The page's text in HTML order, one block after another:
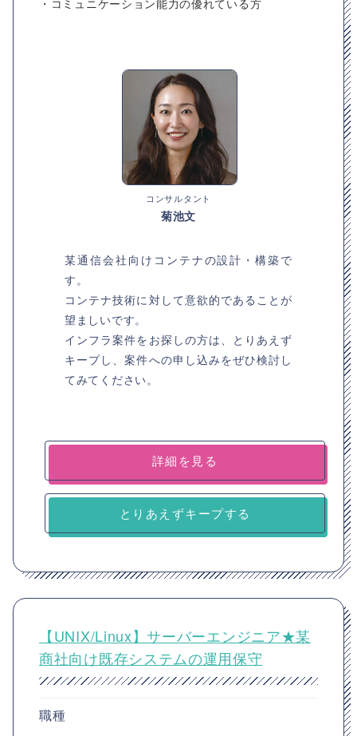
・コミュニケーション能力の優れている方
コンサルタント
菊池文
某通信会社向けコンテナの設計・構築で
す。
コンテナ技術に対して意欲的であることが
望ましいです。
インフラ案件をお探しの方は、とりあえず
キープし、案件への申し込みをぜひ検討し
てみてください。
詳細を見る
とりあえずキープする
【UNIX/Linux】サーバーエンジニア★某
商社向け既存システムの運用保守
職種